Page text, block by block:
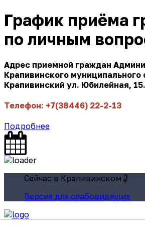
График приёма
по личным
Адрес приемной граждан
Крапивинского муниципального
Крапивинский ул. Юбилейная, 15.
Телефон: +7(38446) 22-2-13
Подробнее
Сейчас в Крапивинском
Версия для слабовидящих